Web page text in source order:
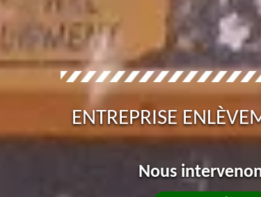
ENTREPRISE
Nous